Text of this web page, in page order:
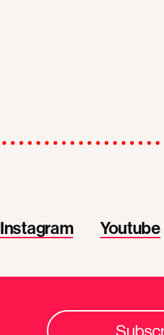
Instagram Youtube